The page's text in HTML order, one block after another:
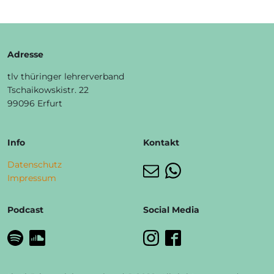
r
ä
n
d
n
i
Adresse
tlv thüringer lehrerverband
Tschaikowskistr. 22
99096 Erfurt
Info
Datenschutz
Impressum
Kontakt
Podcast Social Media